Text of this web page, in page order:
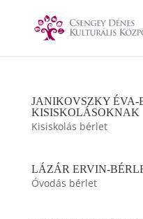
JANIKOVSZKY ÉVA-
KISISKOLÁSOKNAK
Kisiskolás bérlet
LÁZÁR ERVIN-
Óvodás bérlet